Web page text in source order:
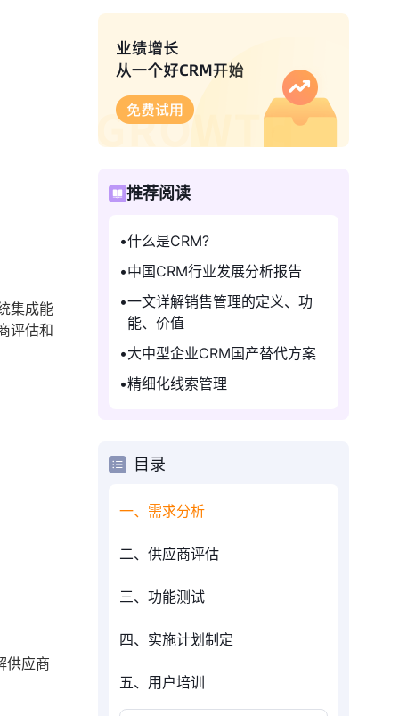
集成能
评估和
供应商
推荐阅读
什么是CRM?
中国CRM行业发展分析报告
一文详解销售管理的定义、功
能、价值
大中型企业CRM国产替代方案
精细化线索管理
目录
一、需求分析
二、供应商评估
三、功能测试
四、实施计划制定
五、用户培训